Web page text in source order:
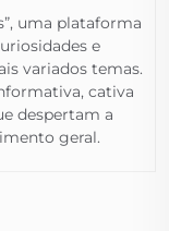
uma plataforma
e
variados temas.
cativa
despertam a
geral.​